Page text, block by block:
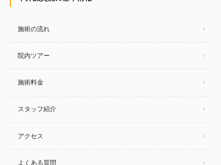
施術の流れ
院内ツアー
施術料金
スタッフ紹介
アクセス
よくある質問